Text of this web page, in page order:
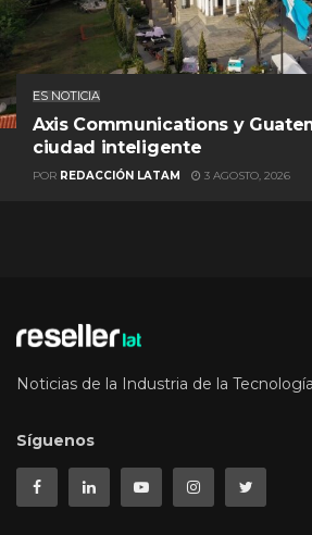
ES NOTICIA
Axis Communications y
ciudad inteligente
POR REDACCIÓN LATAM 3 AGOSTO, 2026
Noticias de la Industria de la
Síguenos